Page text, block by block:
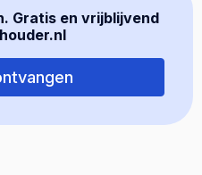
Gratis en vrijblijvend